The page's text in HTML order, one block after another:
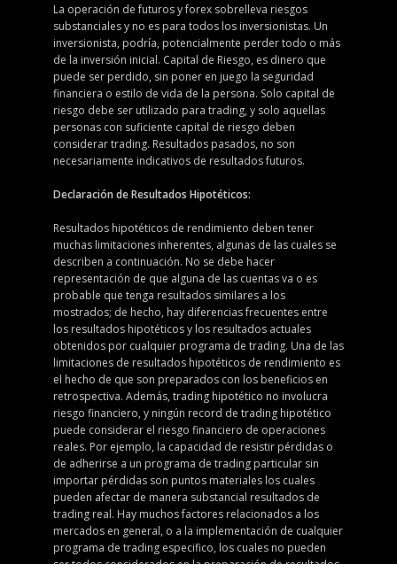
La operación de futuros y forex sobrelleva riesgos
substanciales y no es para todos los inversionistas. Un
inversionista, podría, potencialmente perder todo o más
de la inversión inicial. Capital de Riesgo, es dinero que
puede ser perdido, sin poner en juego la seguridad
financiera o estilo de vida de la persona. Solo capital de
riesgo debe ser utilizado para trading, y solo aquellas
personas con suficiente capital de riesgo deben
considerar trading. Resultados pasados, no son
necesariamente indicativos de resultados futuros.
Declaración de Resultados Hipotéticos:
Resultados hipotéticos de rendimiento deben tener
muchas limitaciones inherentes, algunas de las cuales se
describen a continuación. No se debe hacer
representación de que alguna de las cuentas va o es
probable que tenga resultados similares a los
mostrados; de hecho, hay diferencias frecuentes entre
los resultados hipotéticos y los resultados actuales
obtenidos por cualquier programa de trading. Una de las
limitaciones de resultados hipotéticos de rendimiento es
el hecho de que son preparados con los beneficios en
retrospectiva. Además, trading hipotético no involucra
riesgo financiero, y ningún record de trading hipotético
puede considerar el riesgo financiero de operaciones
reales. Por ejemplo, la capacidad de resistir pérdidas o
de adherirse a un programa de trading particular sin
importar pérdidas son puntos materiales los cuales
pueden afectar de manera substancial resultados de
trading real. Hay muchos factores relacionados a los
mercados en general, o a la implementación de cualquier
programa de trading especifico, los cuales no pueden